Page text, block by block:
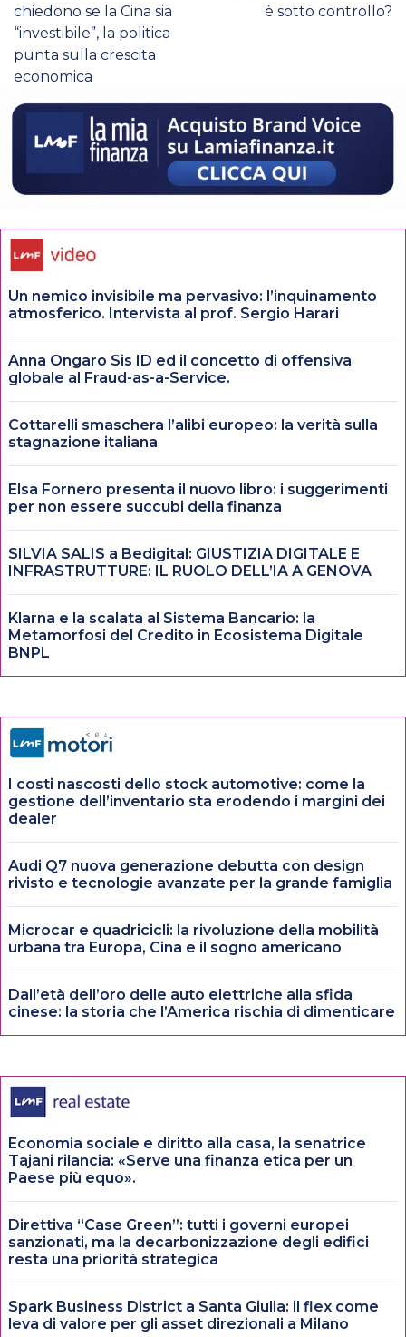
chiedono se la Cina sia
“investibile”, la politica
punta sulla crescita
economica
è sotto controllo?
Un nemico invisibile ma pervasivo: l’inquinamento
atmosferico. Intervista al prof. Sergio Harari
Anna Ongaro Sis ID ed il concetto di offensiva
globale al Fraud-as-a-Service.
Cottarelli smaschera l’alibi europeo: la verità sulla
stagnazione italiana
Elsa Fornero presenta il nuovo libro: i suggerimenti
per non essere succubi della finanza
SILVIA SALIS a Bedigital: GIUSTIZIA DIGITALE E
INFRASTRUTTURE: IL RUOLO DELL’IA A GENOVA
Klarna e la scalata al Sistema Bancario: la
Metamorfosi del Credito in Ecosistema Digitale
BNPL
I costi nascosti dello stock automotive: come la
gestione dell’inventario sta erodendo i margini dei
dealer
Audi Q7 nuova generazione debutta con design
rivisto e tecnologie avanzate per la grande famiglia
Microcar e quadricicli: la rivoluzione della mobilità
urbana tra Europa, Cina e il sogno americano
Dall’età dell’oro delle auto elettriche alla sfida
cinese: la storia che l’America rischia di dimenticare
Economia sociale e diritto alla casa, la senatrice
Tajani rilancia: «Serve una finanza etica per un
Paese più equo».
Direttiva “Case Green”: tutti i governi europei
sanzionati, ma la decarbonizzazione degli edifici
resta una priorità strategica
Spark Business District a Santa Giulia: il flex come
leva di valore per gli asset direzionali a Milano